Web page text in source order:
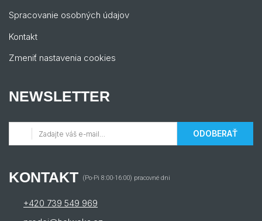
Spracovanie osobných údajov
Kontakt
Zmeniť nastavenia cookies
NEWSLETTER
ODOBERAŤ
KONTAKT (Po-Pi 8:00-16:00) pracovné dni
+420 739 549 969